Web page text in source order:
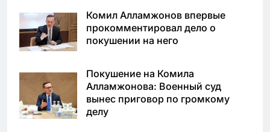
Комил Алламжонов впервые
прокомментировал дело о
покушении на него
Покушение на Комила
Алламжонова: Военный суд
вынес приговор по громкому
делу